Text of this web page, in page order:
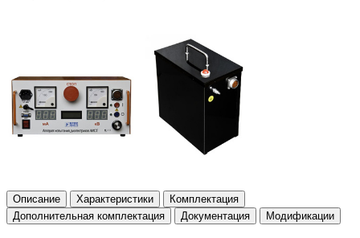
Описание Характеристики
Комплектация
Дополнительная комплектация
Документация Модификации